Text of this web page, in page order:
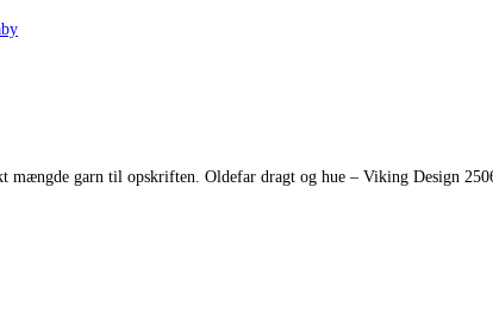
mængde garn til opskriften. Oldefar dragt og hue – Viking Design